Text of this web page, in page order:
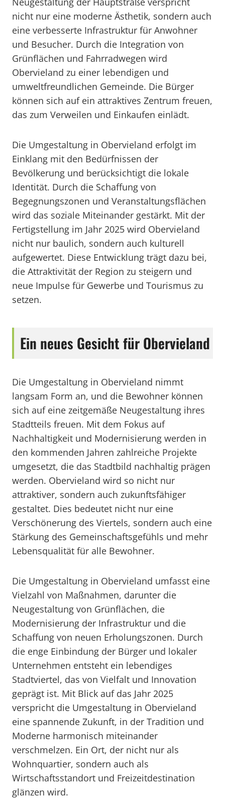
nicht nur eine moderne Ästhetik, sondern auch
eine verbesserte Infrastruktur für Anwohner
und Besucher. Durch die Integration von
Grünflächen und Fahrradwegen wird
Obervieland zu einer lebendigen und
umweltfreundlichen Gemeinde. Die Bürger
können sich auf ein attraktives Zentrum freuen,
das zum Verweilen und Einkaufen einlädt.
Die Umgestaltung in Obervieland erfolgt im
Einklang mit den Bedürfnissen der
Bevölkerung und berücksichtigt die lokale
Identität. Durch die Schaffung von
Begegnungszonen und Veranstaltungsflächen
wird das soziale Miteinander gestärkt. Mit der
Fertigstellung im Jahr 2025 wird Obervieland
nicht nur baulich, sondern auch kulturell
aufgewertet. Diese Entwicklung trägt dazu bei,
die Attraktivität der Region zu steigern und
neue Impulse für Gewerbe und Tourismus zu
setzen.
Ein neues Gesicht für Obervieland
Die Umgestaltung in Obervieland nimmt
langsam Form an, und die Bewohner können
sich auf eine zeitgemäße Neugestaltung ihres
Stadtteils freuen. Mit dem Fokus auf
Nachhaltigkeit und Modernisierung werden in
den kommenden Jahren zahlreiche Projekte
umgesetzt, die das Stadtbild nachhaltig prägen
werden. Obervieland wird so nicht nur
attraktiver, sondern auch zukunftsfähiger
gestaltet. Dies bedeutet nicht nur eine
Verschönerung des Viertels, sondern auch eine
Stärkung des Gemeinschaftsgefühls und mehr
Lebensqualität für alle Bewohner.
Die Umgestaltung in Obervieland umfasst eine
Vielzahl von Maßnahmen, darunter die
Neugestaltung von Grünflächen, die
Modernisierung der Infrastruktur und die
Schaffung von neuen Erholungszonen. Durch
die enge Einbindung der Bürger und lokaler
Unternehmen entsteht ein lebendiges
Stadtviertel, das von Vielfalt und Innovation
geprägt ist. Mit Blick auf das Jahr 2025
verspricht die Umgestaltung in Obervieland
eine spannende Zukunft, in der Tradition und
Moderne harmonisch miteinander
verschmelzen. Ein Ort, der nicht nur als
Wohnquartier, sondern auch als
Wirtschaftsstandort und Freizeitdestination
glänzen wird.